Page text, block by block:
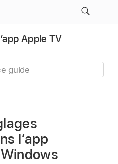
Apple TV
l’app